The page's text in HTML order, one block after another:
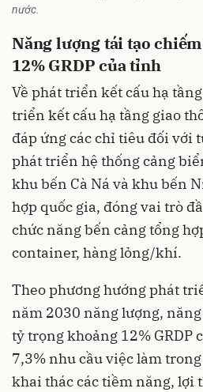
nước.
Năng lượng tái tạo
12% GRDP của tỉnh
Về phát triển kết cấu hạ
triển kết cấu hạ tầng giao
đáp ứng các chỉ tiêu đối với
phát triển hệ thống cảng
khu bến Cà Ná và khu bến
hợp quốc gia, đóng vai trò
chức năng bến cảng tổng
container, hàng lỏng/khí.
Theo phương hướng phát
năm 2030 năng lượng,
tỷ trọng khoảng 12% GRDP
7,3% nhu cầu việc làm
khai thác các tiềm năng, lợi